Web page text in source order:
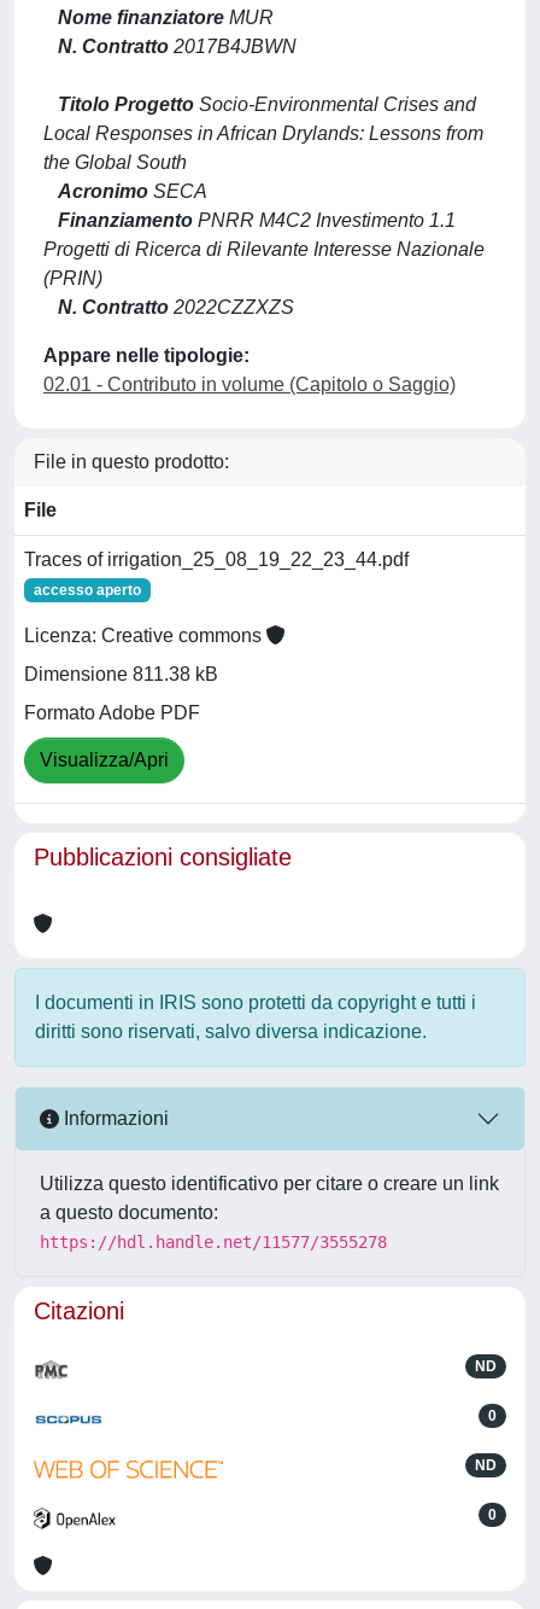
Nome finanziatore MUR
N. Contratto 2017B4JBWN
Titolo Progetto Socio-Environmental Crises and
Local Responses in African Drylands: Lessons from
the Global South
Acronimo SECA
Finanziamento PNRR M4C2 Investimento 1.1
Progetti di Ricerca di Rilevante Interesse Nazionale
(PRIN)
N. Contratto 2022CZZXZS
Appare nelle tipologie:
02.01 - Contributo in volume (Capitolo o Saggio)
File in questo prodotto:
File
Traces of irrigation_25_08_19_22_23_44.pdf
accesso aperto
Licenza: Creative commons
Dimensione 811.38 kB
Formato Adobe PDF
Visualizza/Apri
Pubblicazioni consigliate
I documenti in IRIS sono protetti da copyright e tutti i
diritti sono riservati, salvo diversa indicazione.
Informazioni
Utilizza questo identificativo per citare o creare un link
a questo documento:
https://hdl.handle.net/11577/3555278
Citazioni
ND
0
ND
0